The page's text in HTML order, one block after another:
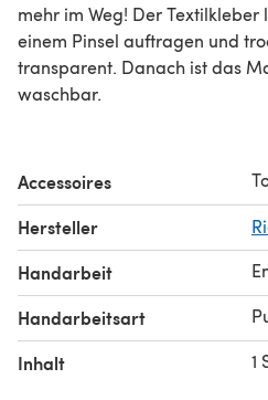
mehr im Weg! Der
einem Pinsel auftragen und
transparent. Danach ist das
waschbar.
Accessoires
Hersteller
Handarbeit
Handarbeitsart
Inhalt 1